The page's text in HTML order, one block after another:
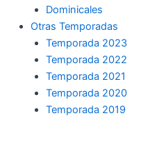
Dominicales
Otras Temporadas
Temporada 2023
Temporada 2022
Temporada 2021
Temporada 2020
Temporada 2019